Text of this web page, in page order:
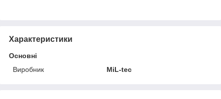
Характеристики
Основні
Виробник
MiL-tec